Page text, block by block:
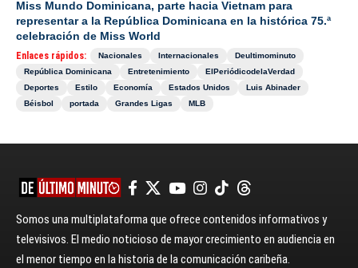
Miss Mundo Dominicana, parte hacia Vietnam para
representar a la República Dominicana en la histórica 75.ª
celebración de Miss World
Enlaces rápidos: Nacionales Internacionales
Deultimominuto
República Dominicana
Entretenimiento
ElPeriódicodelaVerdad
Deportes
Estilo Economía Estados Unidos
Luis Abinader
Béisbol
portada Grandes Ligas MLB
Somos una multiplataforma que ofrece contenidos informativos y
televisivos. El medio noticioso de mayor crecimiento en audiencia en
el menor tiempo en la historia de la comunicación caribeña.